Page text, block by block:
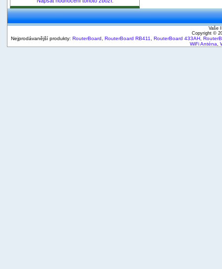
Vaše
Copyright ©
Nejprodávanější produkty: RouterBoard RouterBoard RB411 RouterBoard 433AH
WiFi Anténa